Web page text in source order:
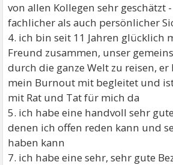
von allen Kollegen sehr geschätzt
fachlicher als auch persönlicher
4. ich bin seit 11 Jahren glücklich
Freund zusammen, unser
durch die ganze Welt zu reisen,
mein Burnout mit begleitet und
mit Rat und Tat für mich da
5. ich habe eine handvoll sehr
denen ich offen reden kann und
haben kann
7. ich habe eine sehr, sehr gute